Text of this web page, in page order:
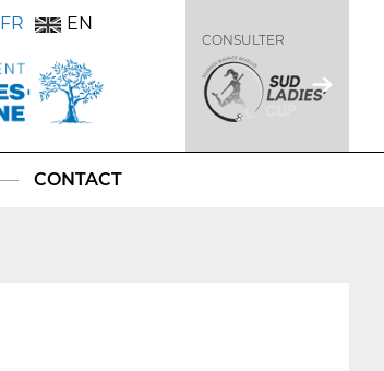
FR EN
CONSULTER
CONTACT